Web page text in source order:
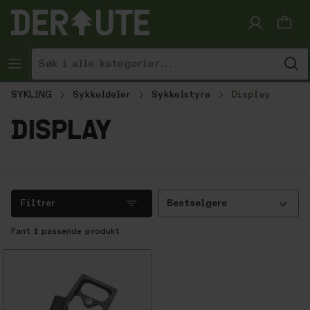
Hopp til innhold
SYKLING Sykkeldeler Sykkelstyre Display
display
Filtrer Bestselgere
Fant 1 passende produkt